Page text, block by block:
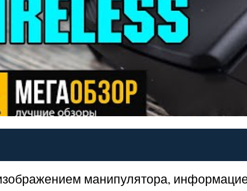
манипулятора,